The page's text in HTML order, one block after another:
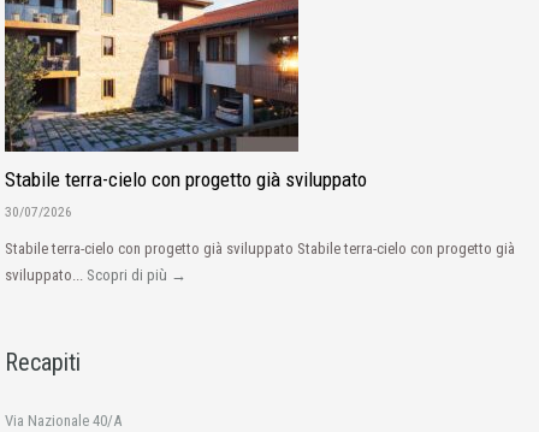
Stabile terra-cielo con progetto già sviluppato
30/07/2026
Stabile terra-cielo con progetto già sviluppato Stabile terra-cielo con progetto già
sviluppato... Scopri di più →
Recapiti
Via Nazionale 40/A